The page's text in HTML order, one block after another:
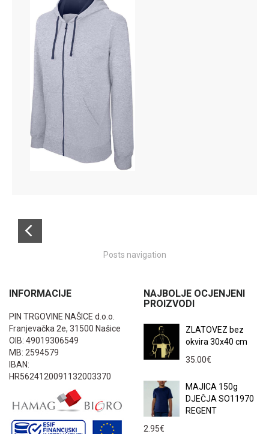
Posts navigation
INFORMACIJE
PIN TRGOVINE NAŠICE d.o.o.
Franjevačka 2e, 31500 Našice
OIB: 49019306549
MB: 2594579
IBAN:
HR5624120091132003370
NAJBOLJE OCJENJENI
PROIZVODI
ZLATOVEZ bez
okvira 30x40 cm
35.00€
MAJICA 150g
DJEČJA SO11970
REGENT
2.95€